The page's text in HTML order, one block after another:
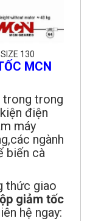
130
MCN
trong trong
điện
máy
ngành
biến cà
thức giao
giảm tốc
hệ ngay: